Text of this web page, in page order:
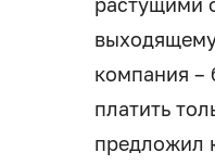
компания –
платить
предложил